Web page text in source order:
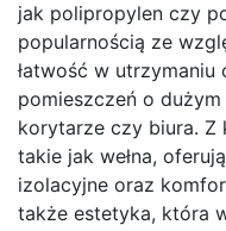
jak polipropylen czy
popularnością ze
łatwość w utrzymaniu
pomieszczeń o
korytarze czy biura. Z
takie jak wełna,
izolacyjne oraz
także estetyka, która